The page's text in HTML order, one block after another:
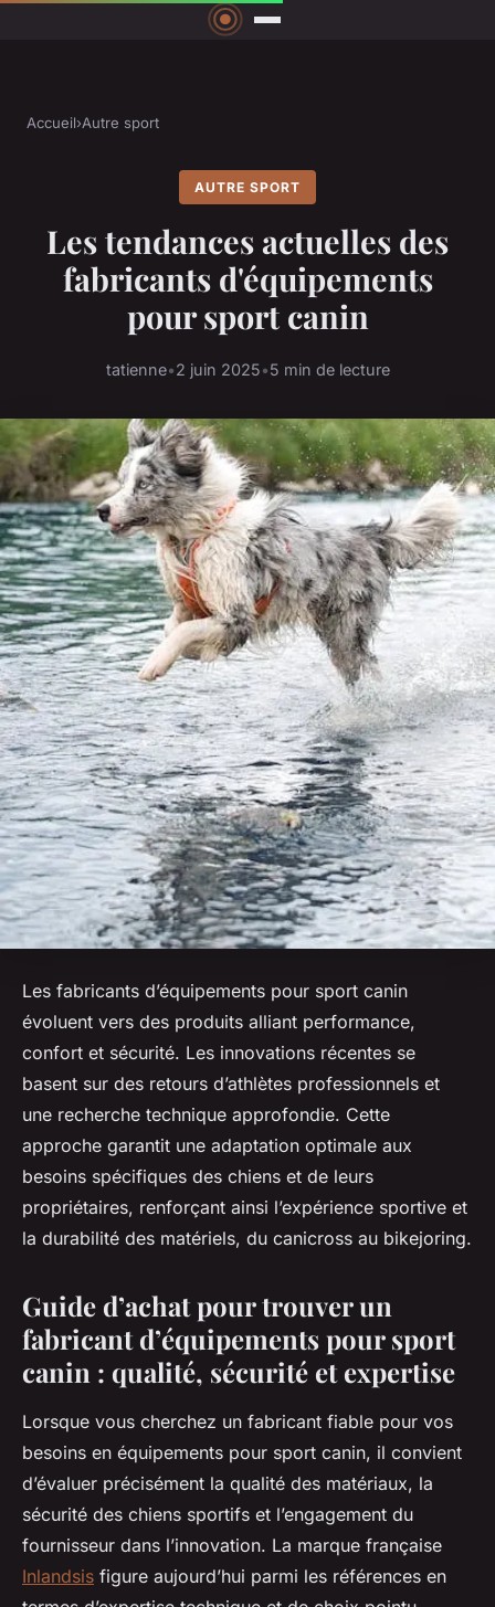
Accueil›Autre sport
AUTRE SPORT
Les tendances actuelles des
fabricants d'équipements
pour sport canin
tatienne•2 juin 2025•5 min de lecture
Les fabricants d’équipements pour sport canin
évoluent vers des produits alliant performance,
confort et sécurité. Les innovations récentes se
basent sur des retours d’athlètes professionnels et
une recherche technique approfondie. Cette
approche garantit une adaptation optimale aux
besoins spécifiques des chiens et de leurs
propriétaires, renforçant ainsi l’expérience sportive et
la durabilité des matériels, du canicross au bikejoring.
Guide d’achat pour trouver un
fabricant d’équipements pour sport
canin : qualité, sécurité et expertise
Lorsque vous cherchez un fabricant fiable pour vos
besoins en équipements pour sport canin, il convient
d’évaluer précisément la qualité des matériaux, la
sécurité des chiens sportifs et l’engagement du
fournisseur dans l’innovation. La marque française
Inlandsis figure aujourd’hui parmi les références en